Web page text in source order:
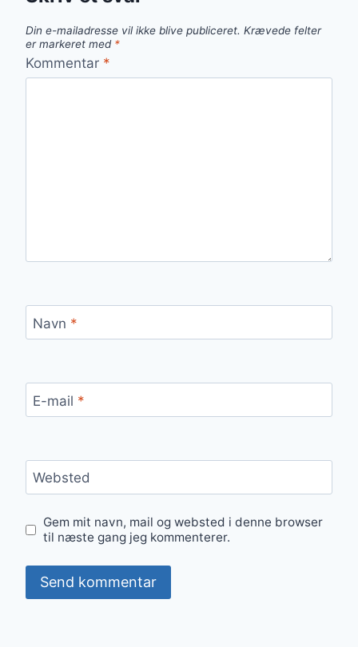
Din e-mailadresse vil ikke blive publiceret. Krævede felter
er markeret med *
Kommentar *
Navn *
E-mail *
Websted
Gem mit navn, mail og websted i denne browser
til næste gang jeg kommenterer.